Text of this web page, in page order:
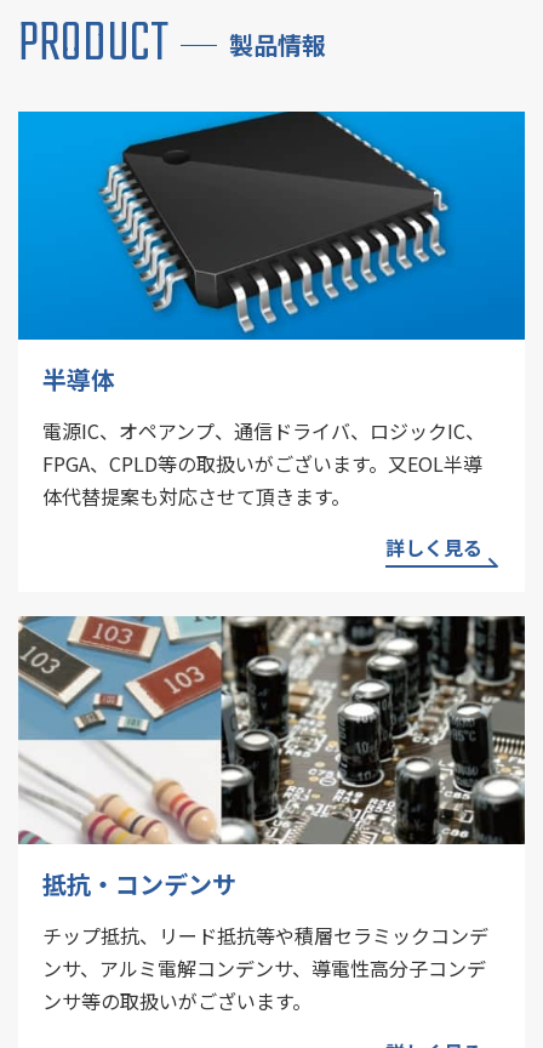
PRODUCT 製品情報
半導体
電源IC、オペアンプ、通信ドライバ、ロジックIC、
FPGA、CPLD等の取扱いがございます。又EOL半導
体代替提案も対応させて頂きます。
詳しく見る
抵抗・コンデンサ
チップ抵抗、リード抵抗等や積層セラミックコンデ
ンサ、アルミ電解コンデンサ、導電性高分子コンデ
ンサ等の取扱いがございます。